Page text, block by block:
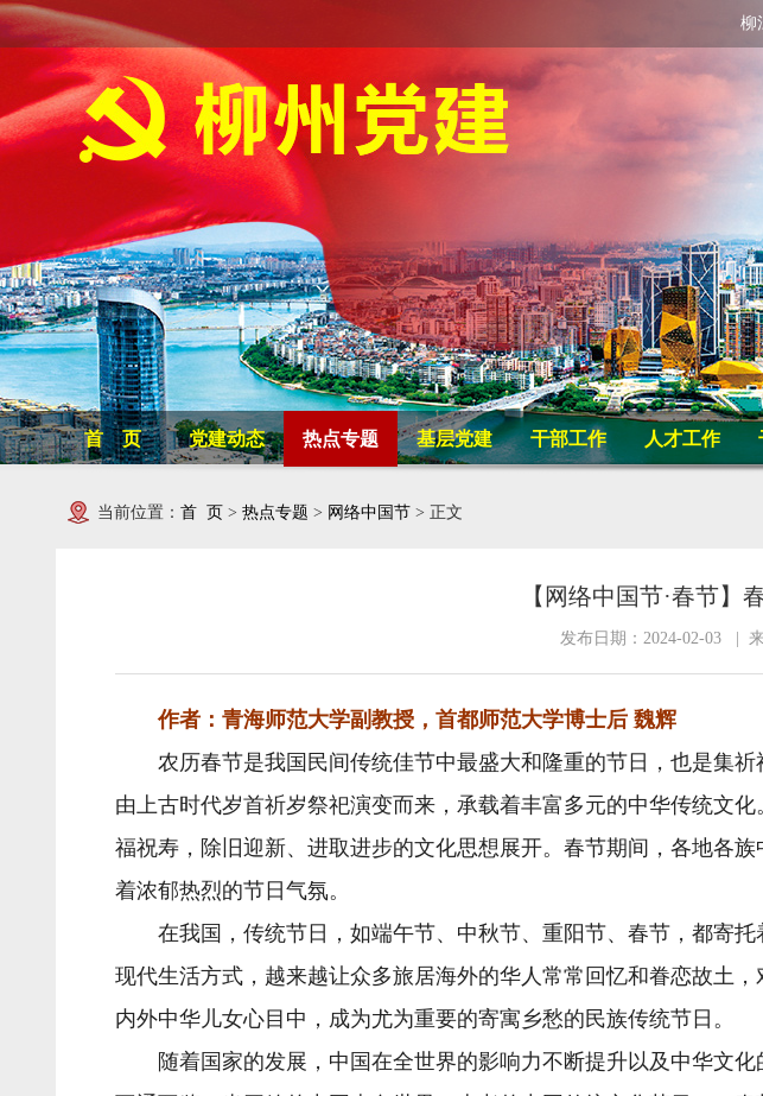
柳
首 页 党建动态 热点专题 基层党建 干部工作 人才工作
当前位置： 首 页 > 热点专题 > 网络中国节 > 正文
【网络中国节·春节】
发布日期：2024-02-03 |
作者：青海师范大学副教授，首都师范大学博士后 魏辉
农历春节是我国民间传统佳节中最盛大和隆重的节日，也是集祈
由上古时代岁首祈岁祭祀演变而来，承载着丰富多元的中华传统文
福祝寿，除旧迎新、进取进步的文化思想展开。春节期间，各地各
着浓郁热烈的节日气氛。
在我国，传统节日，如端午节、中秋节、重阳节、春节，都寄托
现代生活方式，越来越让众多旅居海外的华人常常回忆和眷恋故土
内外中华儿女心目中，成为尤为重要的寄寓乡愁的民族传统节日。
随着国家的发展，中国在全世界的影响力不断提升以及中华文化